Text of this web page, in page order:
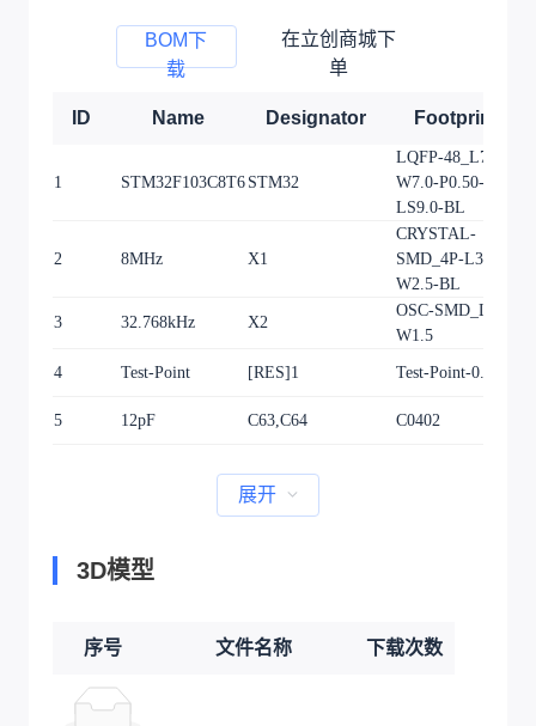
BOM下
载
在立创商城下
单
ID Name Designator Footprint
1 STM32F103C8T6 STM32
LQFP-48_L7.0-
W7.0-P0.50-
LS9.0-BL
2 8MHz X1
CRYSTAL-
SMD_4P-L3.2-
W2.5-BL
3 32.768kHz X2
OSC-SMD_L3.2-
W1.5
4 Test-Point [RES]1 Test-Point-0.5mm
5 12pF C63,C64 C0402
展开
3D模型
序号 文件名称 下载次数